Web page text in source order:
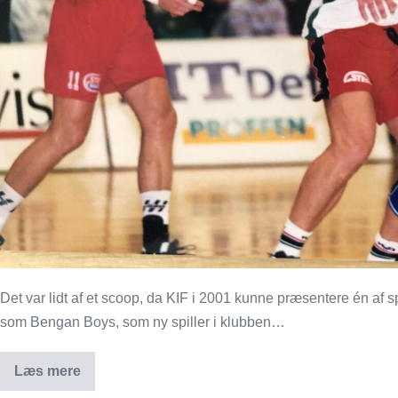
Det var lidt af et scoop, da KIF i 2001 kunne præsentere én af
som Bengan Boys, som ny spiller i klubben…
Læs mere
Svensk
forsvarsstyrmand